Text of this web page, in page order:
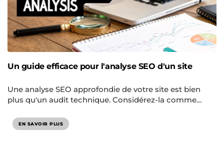
Un guide efficace pour l'analyse SEO d'un site
Une analyse SEO approfondie de votre site est bien
plus qu'un audit technique. Considérez-la comme…
EN SAVOIR PLUS